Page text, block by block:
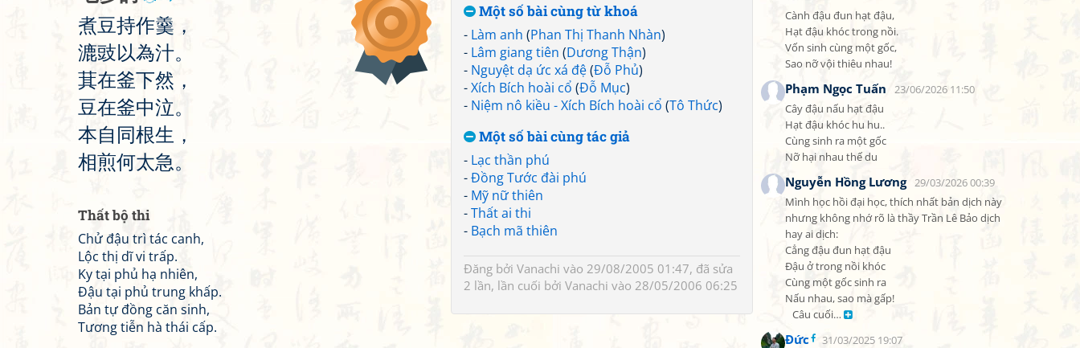
Cành đậu đun hạt đậu,
Hạt đậu khóc trong nồi.
Vốn sinh cùng một gốc,
Sao nỡ vội thiêu nhau!
Phạm Ngọc Tuấn
23/06/2026 11:50
Cây đậu nấu hạt đậu
Hạt đậu khóc hu hu..
Cùng sinh ra một gốc
Nỡ hại nhau thế du
Nguyễn Hồng Lương 29/03/2026 00:39
Mình học hồi đại học, thích nhất bản dịch này
nhưng không nhớ rõ là thầy Trần Lê Bảo dịch
hay ai dịch:
Cẳng đậu đun hạt đậu
Đậu ở trong nồi khóc
Cùng một gốc sinh ra
Nấu nhau, sao mà gấp!
   Câu cuối…
Đức
31/03/2025 19:07
Một số bài cùng từ khoá
- Làm anh (Phan Thị Thanh Nhàn)
- Lâm giang tiên (Dương Thận)
- Nguyệt dạ ức xá đệ(Đỗ Phủ)
-Xích Bích hoài cổ (Đỗ Mục)
- Niệm nô kiều - Xích Bích hoài cổ (Tô Thức)
Một số bài cùng tác giả
- Lạc thần phú
-Đồng Tước đài phú
- Mỹ nữ thiên
-Thất ai thi
- Bạch mã thiên
Đăng bởi Vanachi vào 29/08/2005 01:47, đã sửa
2 lần, lần cuối bởi Vanachi vào 28/05/2006 06:25
煮豆持作羹 ，
漉豉以為汁。
萁在釜下然 ，
豆在釜中泣。
本自 同根生 ，
相煎何太急。
Thất bộ thi
Chử đậu trì tác canh,
Lộc thị dĩ vi trấp.
Ky tại phủ hạ nhiên,
Đậu tại phủ trung khấp.
Bản tự đồng căn sinh,
Tương tiễn hà thái cấp.